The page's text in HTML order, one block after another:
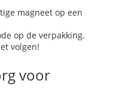
magneet op een
op de verpakking.
volgen!
voor